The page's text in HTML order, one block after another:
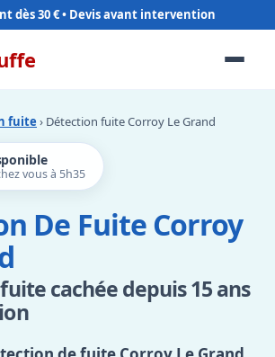
dès 30 €
fuite › Détection fuite Corroy Le Grand
vous à 5h35
De Fuite Corroy
cachée depuis 15 ans